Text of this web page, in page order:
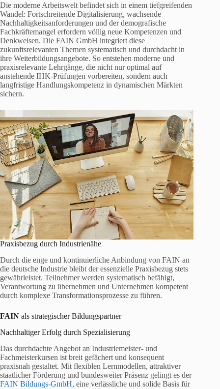
Die moderne Arbeitswelt befindet sich in einem tiefgreifenden
Wandel: Fortschreitende Digitalisierung, wachsende
Nachhaltigkeitsanforderungen und der demografische
Fachkräftemangel erfordern völlig neue Kompetenzen und
Denkweisen. Die FAIN GmbH integriert diese
zukunftsrelevanten Themen systematisch und durchdacht in
ihre Weiterbildungsangebote. So entstehen moderne und
praxisrelevante Lehrgänge, die nicht nur optimal auf
anstehende IHK-Prüfungen vorbereiten, sondern auch
langfristige Handlungskompetenz in dynamischen Märkten
sichern.
Praxisbezug durch Industrienähe
Durch die enge und kontinuierliche Anbindung von FAIN an
die deutsche Industrie bleibt der essenzielle Praxisbezug stets
gewährleistet. Teilnehmer werden systematisch befähigt,
Verantwortung zu übernehmen und Unternehmen kompetent
durch komplexe Transformationsprozesse zu führen.
FAIN als strategischer Bildungspartner
Nachhaltiger Erfolg durch Spezialisierung
Das durchdachte Angebot an Industriemeister- und
Fachmeisterkursen ist breit gefächert und konsequent
praxisnah gestaltet. Mit flexiblen Lernmodellen, attraktiver
staatlicher Förderung und bundesweiter Präsenz gelingt es der
FAIN Bildungs-GmbH, eine verlässliche und solide Basis für